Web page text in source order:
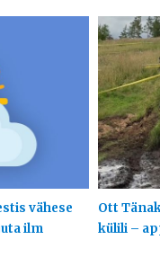
vähese
ilm
Ott
külili –